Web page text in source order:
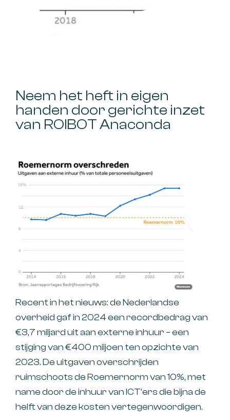
Neem het heft in eigen
handen door gerichte inzet
van ROIBOT Anaconda
Recent in het nieuws: de Nederlandse
overheid gaf in 2024 een recordbedrag van
€3,7 miljard uit aan externe inhuur – een
stijging van €400 miljoen ten opzichte van
2023. De uitgaven overschrijden
ruimschoots de Roemernorm van 10%, met
name door de inhuur van ICT’ers die bijna de
helft van deze kosten vertegenwoordigen.